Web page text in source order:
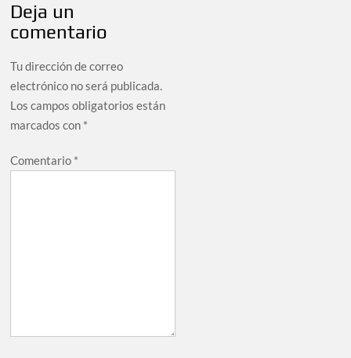
Deja un
comentario
Tu dirección de correo
electrónico no será publicada.
Los campos obligatorios están
marcados con *
Comentario *